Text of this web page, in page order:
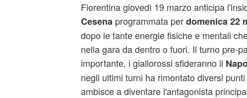
Fiorentina giovedì 19 marzo anticipa
Cesena programmata perdomenica 22
dopo le tante energie fisiche e mentali
nella gara da dentro o fuori. Il turno pre-
importante, i giallorossi sfideranno il
negli ultimi turni ha rimontato diversi
ambisce a diventare l'antagonista